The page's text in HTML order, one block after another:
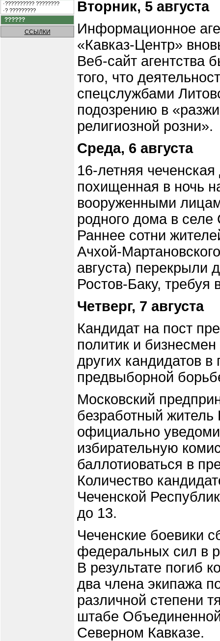
·?????????? ????????
·? ?????????
??????
ССЫЛКИ
Вторник, 5 августа
Информационное
«Кавказ-Центр»
Веб-сайт агентства
того, что
спецслужбами
подозрению в
религиозной розни».
Среда, 6 августа
16-летняя
похищенная в ночь
вооруженными
родного дома в
Раннее сотни
Ачхой-
августа) перекрыли
Ростов-Баку,
Четверг, 7 августа
Кандидат на пост
политик и
других кандидатов
предвыборной
Московский
безработный житель
официально
избирательную
баллотиоваться в
Количество
Чеченской
до 13.
Чеченские боевики
федеральных сил в
В результате погиб
два члена экипажа
различной степени
штабе
Северном Кавказе.